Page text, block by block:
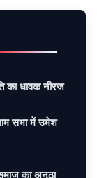
का धावक नीरज
आम सभा में उमेश
का अनूठा